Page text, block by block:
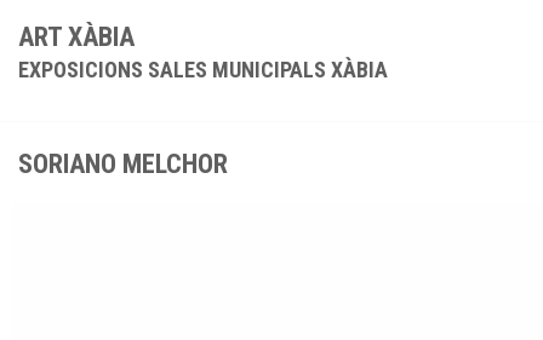
ART XÀBIA
EXPOSICIONS SALES MUNICIPALS XÀBIA
SORIANO MELCHOR